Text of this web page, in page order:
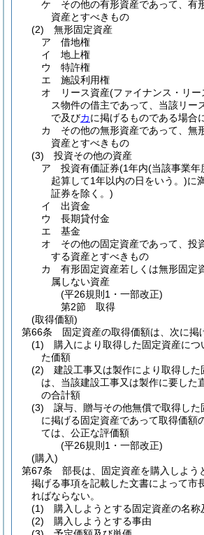
ケ
その他の有形資産であって、有
資産とすべきもの
(2)
無形固定資産
ア
借地権
イ
地上権
ウ
特許権
エ
施設利用権
オ
リース資産(ファイナンス・リ
ス物件の借主であって、当該リー
で及びカに掲げるものである場合
カ
その他の無形資産であって、無
資産とすべきもの
(3)
投資その他の資産
ア
投資有価証券(1年内(当該事業年
起算して1年以内の日をいう。)に
証券を除く。)
イ
出資金
ウ
長期貸付金
エ
基金
オ
その他の固定資産であって、投
する資産とすべきもの
カ
有形固定資産若しくは無形固定
属しない資産
(平26規則1・一部改正)
第2節
取得
(取得価額)
第66条
固定資産の取得価額は、次に掲
(1)
購入により取得した固定資産につ
た価額
(2)
建設工事又は製作により取得した
は、当該建設工事又は製作に要した
の合計額
(3)
譲与、贈与その他無償で取得した
に掲げる固定資産であって取得価額
ては、公正な評価額
(平26規則1・一部改正)
(購入)
第67条
部長は、固定資産を購入しよう
掲げる事項を記載した文書によって市
ればならない。
(1)
購入しようとする固定資産の名称
(2)
購入しようとする事由